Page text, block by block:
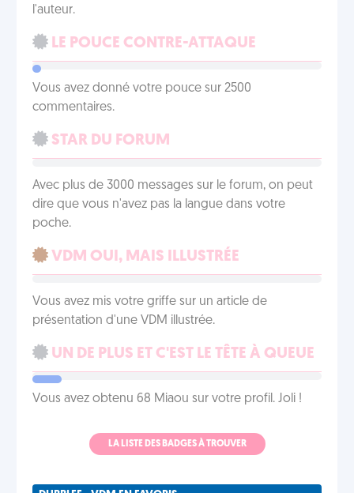
l'auteur.
LE POUCE CONTRE-ATTAQUE
Vous avez donné votre pouce sur 2500
commentaires.
STAR DU FORUM
Avec plus de 3000 messages sur le forum, on peut
dire que vous n'avez pas la langue dans votre
poche.
VDM OUI, MAIS ILLUSTRÉE
Vous avez mis votre griffe sur un article de
présentation d'une VDM illustrée.
UN DE PLUS ET C'EST LE TÊTE À QUEUE
Vous avez obtenu 68 Miaou sur votre profil. Joli !
LA LISTE DES BADGES À TROUVER